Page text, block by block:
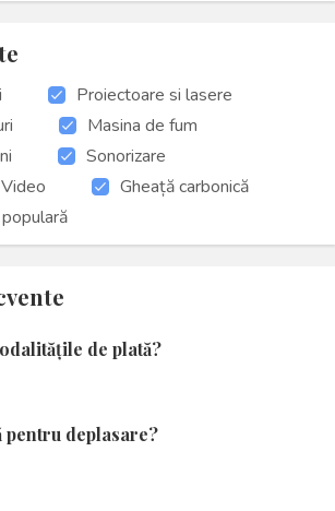
Proiectoare si lasere
Masina de fum
Sonorizare
Video
Gheață carbonică
de plată?
pentru deplasare?